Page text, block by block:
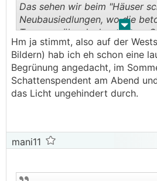
. .
Das sehen wir beim "Häuser
Neubausiedlungen, wo die
Terrassenüberdachung einen
Nachbargarten spendet aber
sitzt.
Eine Lösung die uns gut
Senkrechtmarkisen
absolutem Sichtschutz auch
dazwischen)
markise/58024_1
Hm ja stimmt, also auf der
Bildern) hab ich eh schon eine
Begrünung angedacht, im
Schattenspendent am Abend
das Licht ungehindert durch.
mani11